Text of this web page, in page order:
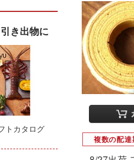
複数の配
き出物に
トカタログ